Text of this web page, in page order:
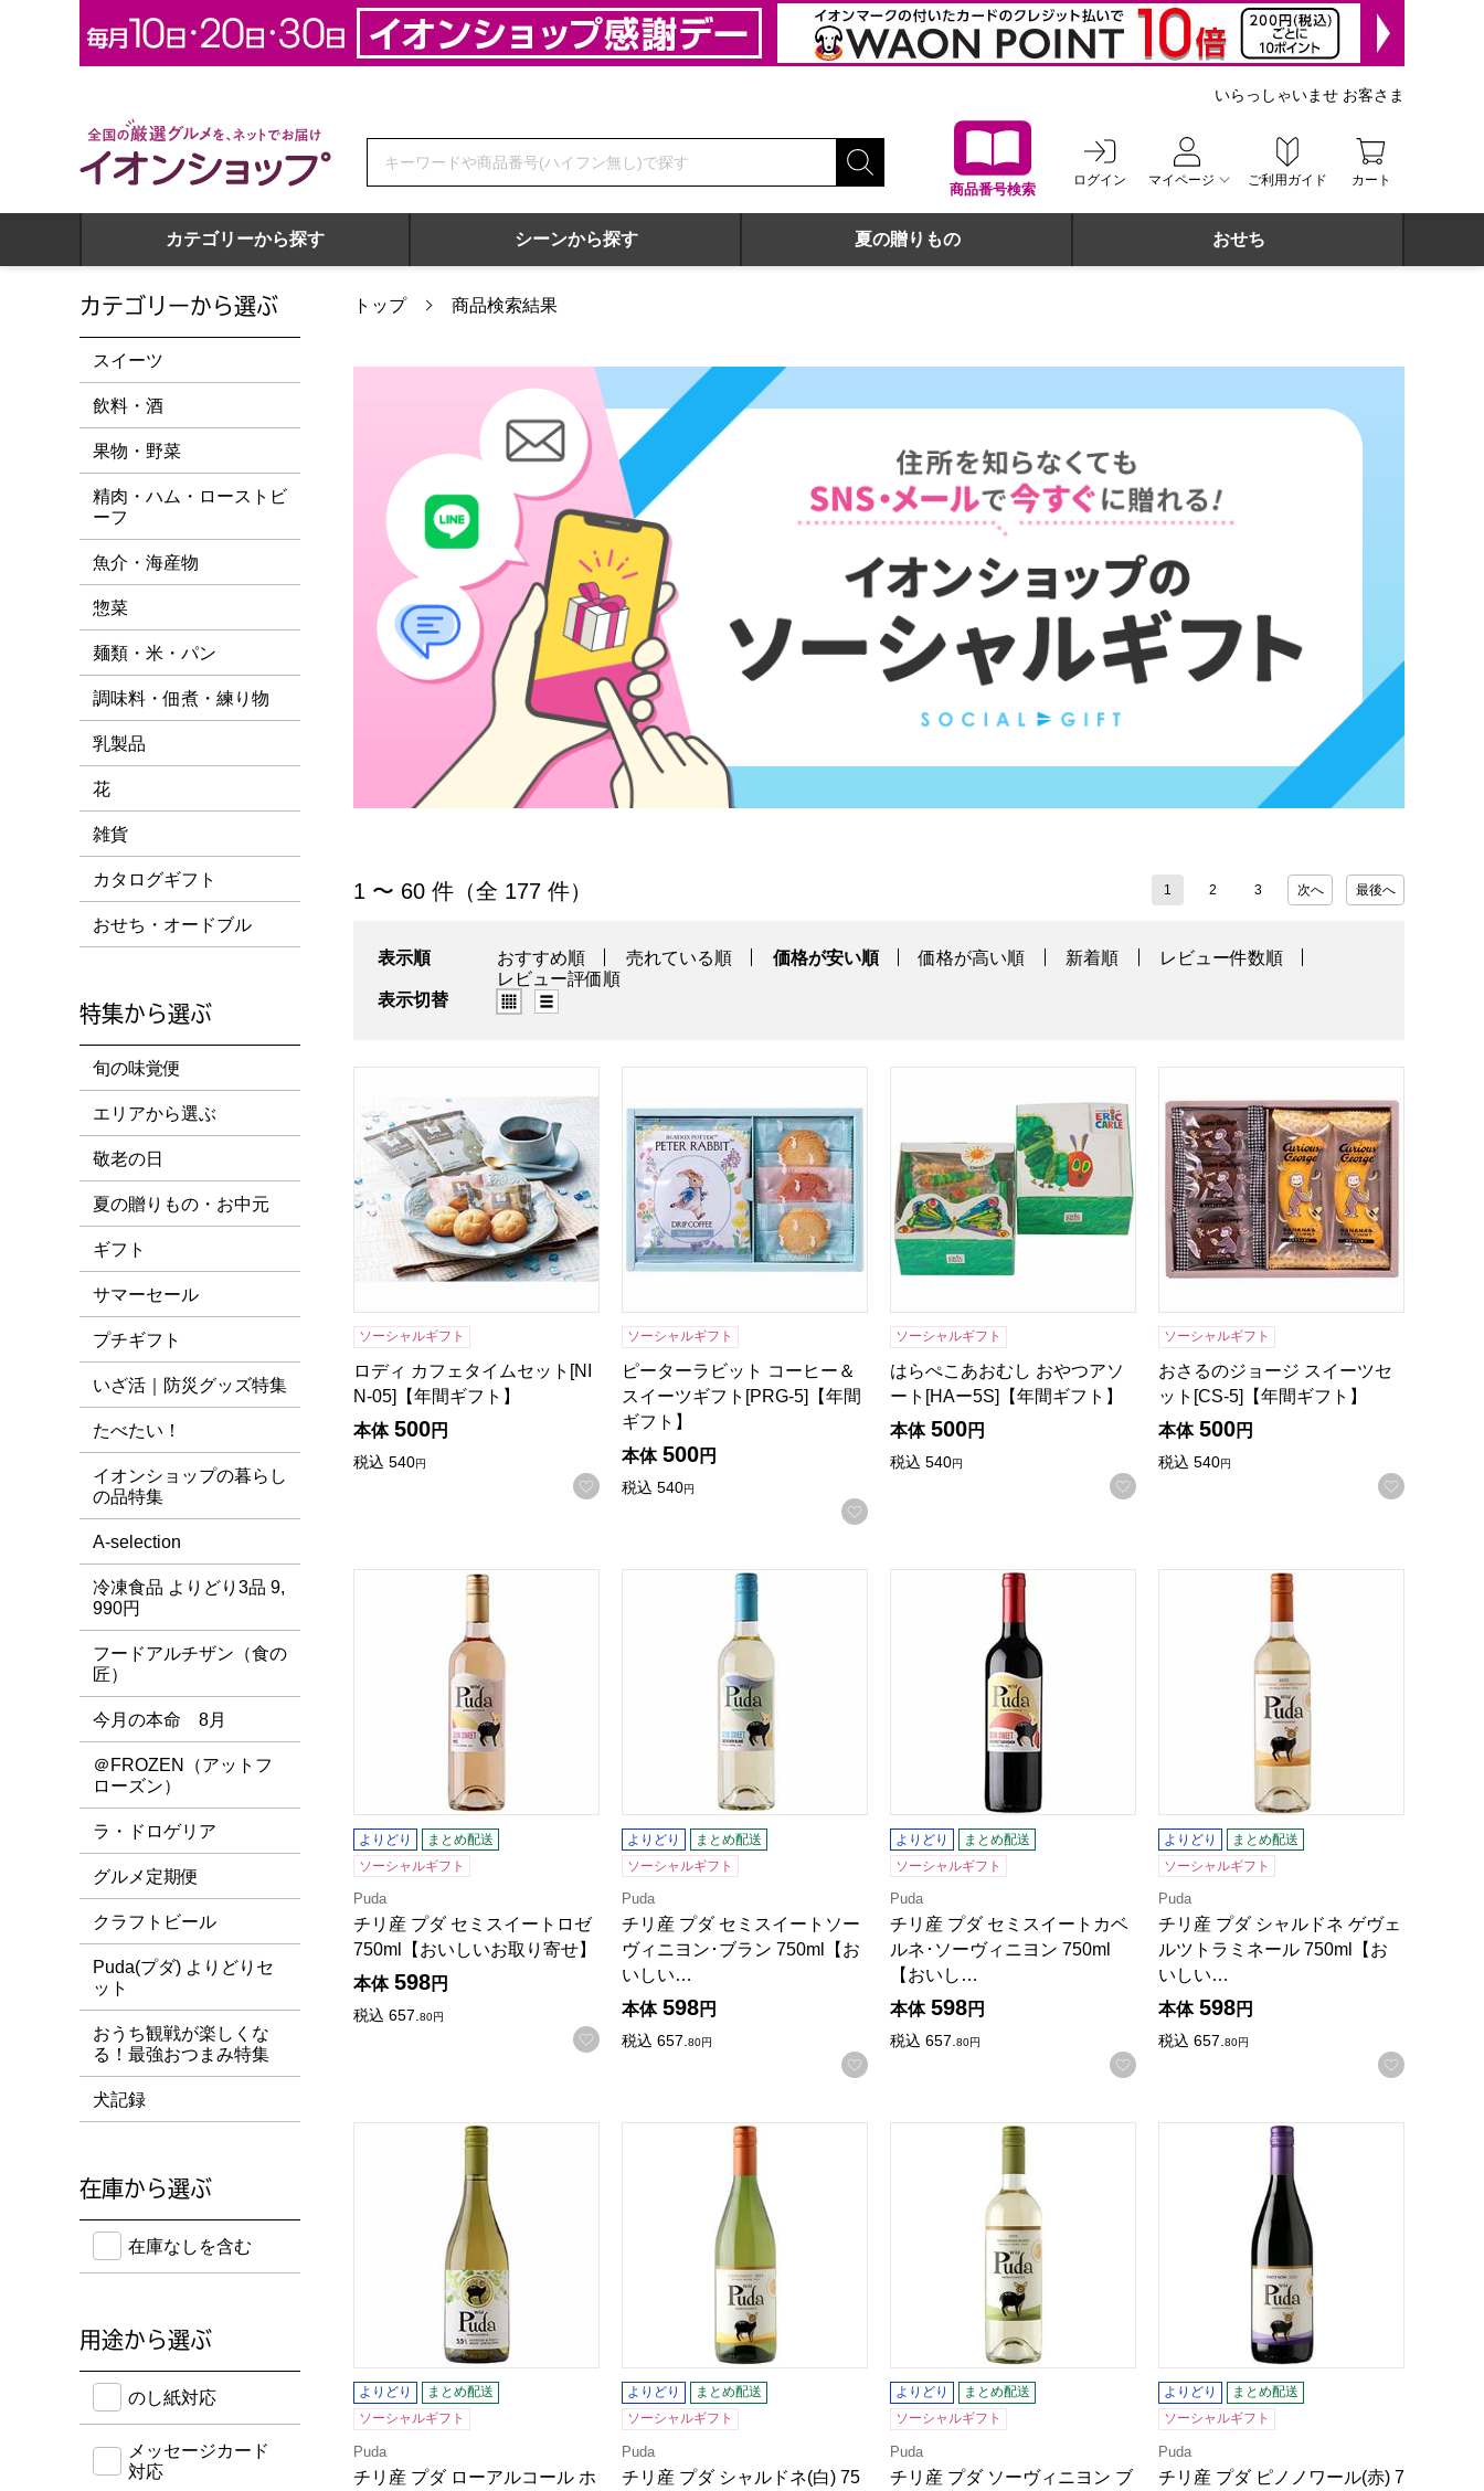
全国の厳選グルメを、ネットでお届け イオンショップ
商品番号検索
ログイン マイページ ご利用ガイド カート
いらっしゃいませ お客さま
カテゴリーから探す シーンから探す 夏の贈りもの おせち
トップ 商品検索結果
[すべて] 一覧
1 〜 60 件（全 177 件） 1 2 3 次へ 最後へ
表示順 おすすめ順 売れている順 価格が安い順 価格が高い順 新着順
レビュー件数順
レビュー評価順
表示切替
グリッド表示（タイル表示）
ソーシャルギフト
ロディ カフェタイムセット[NI
N-05]【年間ギフト】
本体 500円
税込 540円
お気に入りに登録する
ソーシャルギフト
ピーターラビット コーヒー＆
スイーツギフト[PRG-5]【年間
ギフト】
本体 500円
税込 540円
お気に入りに登録する
ソーシャルギフト
はらぺこあおむし おやつアソ
ート[HAー5S]【年間ギフト】
本体 500円
税込 540円
お気に入りに登録する
ソーシャルギフト
おさるのジョージ スイーツセ
ット[CS-5]【年間ギフト】
本体 500円
税込 540円
お気に入
チリ産 プダ セミスイートロゼ 750ml【おいしいお取り寄せ】
よりどり
まとめ配送
ソーシャルギフト
Puda
チリ産 プダ セミスイートロゼ
750ml【おいしいお取り寄せ】
本体 598円
税込 657.80円
お気に入りに登録する
チリ産 プダ セミスイートソーヴィニヨン･ブラン 750ml【おいしいお取り寄せ】
よりどり
まとめ配送
ソーシャルギフト
Puda
チリ産 プダ セミスイートソー
ヴィニヨン･ブラン 750ml【お
いしい…
本体 598円
税込 657.80円
お気に入りに登録する
チリ産 プダ セミスイートカベルネ･ソーヴィニヨン 750ml【おいしいお取
よりどり
まとめ配送
ソーシャルギフト
Puda
チリ産 プダ セミスイートカベ
ルネ･ソーヴィニヨン 750ml
【おいし…
本体 598円
税込 657.80円
お気に入りに登録する
チリ産 プダ シャルドネ ゲヴェルツト
よりどり
まとめ配送
ソーシャルギフト
Puda
チリ産 プダ シャルドネ ゲヴェ
ルツトラミネール 750ml【お
いしい…
本体 598円
税込 657.80円
お気に入
チリ産 プダ ローアルコール ホワイト 750ml【おいしいお取り寄せ】
よりどり
まとめ配送
ソーシャルギフト
Puda
チリ産 プダ ローアルコール ホ
チリ産 プダ シャルドネ(白) 750ml 【おいしいお取り寄せ】
よりどり
まとめ配送
ソーシャルギフト
Puda
チリ産 プダ シャルドネ(白) 75
チリ産 プダ ソーヴィニヨン ブラン(白) 750ml 【おいしいお取り寄せ】
よりどり
まとめ配送
ソーシャルギフト
Puda
チリ産 プダ ソーヴィニヨン ブ
チリ産 プダ ピノノワール(赤) 750ml 【
よりどり
まとめ配送
ソーシャルギフト
Puda
チリ産 プダ ピノノワール(赤) 7
カテゴリーから選ぶ
スイーツ
飲料・酒
果物・野菜
精肉・ハム・ローストビ
ーフ
魚介・海産物
惣菜
麺類・米・パン
調味料・佃煮・練り物
乳製品
花
雑貨
カタログギフト
おせち・オードブル
特集から選ぶ
旬の味覚便
エリアから選ぶ
敬老の日
夏の贈りもの・お中元
ギフト
サマーセール
プチギフト
いざ活｜防災グッズ特集
たべたい！
イオンショップの暮らし
の品特集
A-selection
冷凍食品 よりどり3品 9,
990円
フードアルチザン（食の
匠）
今月の本命 8月
＠FROZEN（アットフ
ローズン）
ラ・ドロゲリア
グルメ定期便
クラフトビール
Puda(プダ) よりどりセ
ット
おうち観戦が楽しくな
る！最強おつまみ特集
犬記録
在庫から選ぶ
在庫のない商品を含めて検索することができます。
在庫なしを含む
用途から選ぶ
のし紙・メッセージカード・手提げ袋に対応している商品から絞りこむことができます。
のし紙対応
メッセージカード
対応